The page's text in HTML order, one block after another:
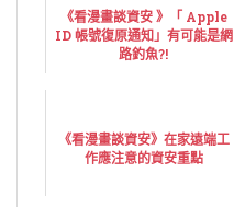
《看漫畫談資安 》「 Apple
ID 帳號復原通知」有可能是網
路釣魚?!
《看漫畫談資安》在家遠端工
作應注意的資安重點